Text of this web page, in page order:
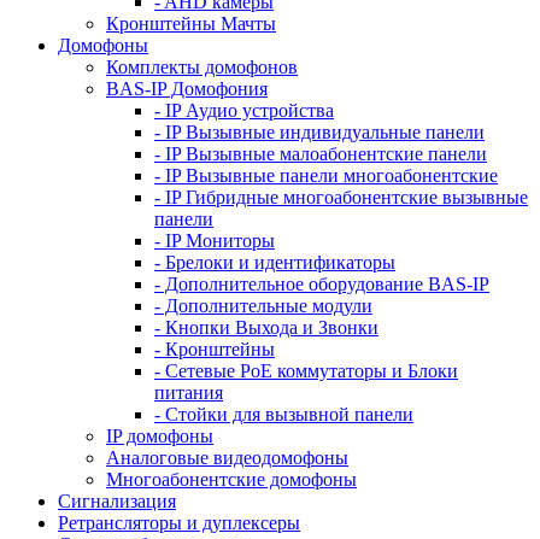
Кронштейны Мачты
Домофоны
Комплекты домофонов
BAS-IP Домофония
- IP Аудио устройства
- IP Вызывные индивидуальные панели
- IP Вызывные малоабонентские панели
- IP Вызывные панели многоабонентские
- IP Гибридные многоабонентские вызывные
панели
- IP Мониторы
- Брелоки и идентификаторы
- Дополнительное оборудование BAS-IP
- Дополнительные модули
- Кнопки Выхода и Звонки
- Кронштейны
- Сетевые PoE коммутаторы и Блоки
питания
- Стойки для вызывной панели
IP домофоны
Аналоговые видеодомофоны
Многоабонентские домофоны
Сигнализация
Ретрансляторы и дуплексеры